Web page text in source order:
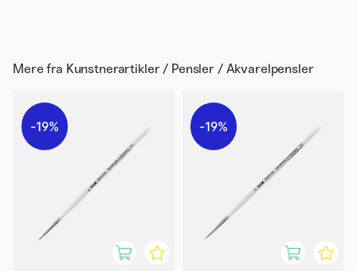
Mere fra Kunstnerartikler / Pensler / Akvarelpensler
19% 19%